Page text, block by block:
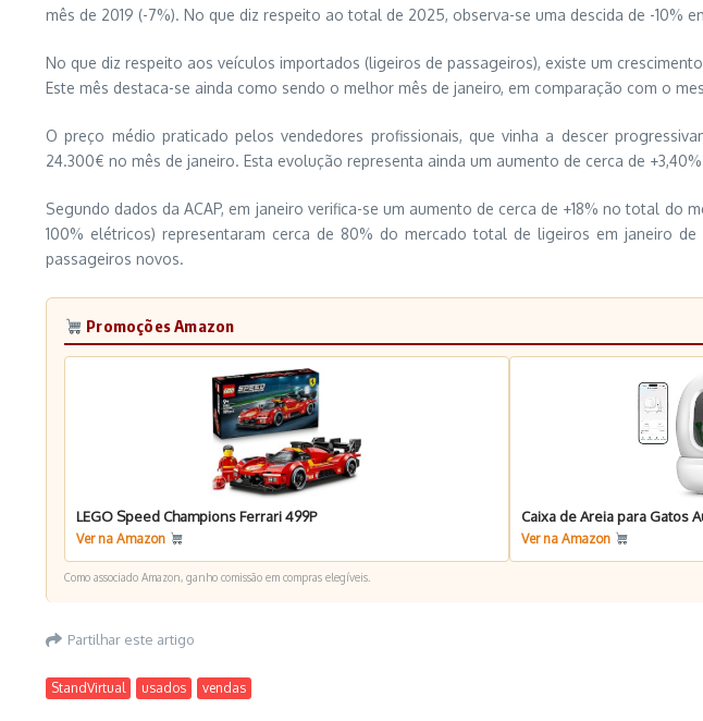
mês de 2019 (-7%). No que diz respeito ao total de 2025, observa-se uma descida de -10%
No que diz respeito aos veículos importados (ligeiros de passageiros), existe um
Este mês destaca-se ainda como sendo o melhor mês de janeiro, em comparação com o
O preço médio praticado pelos vendedores profissionais, que vinha a descer
24.300€ no mês de janeiro. Esta evolução representa ainda um aumento de cerca de
Segundo dados da ACAP, em janeiro verifica-se um aumento de cerca de +18% no total
100% elétricos) representaram cerca de 80% do mercado total de ligeiros em janeiro
passageiros novos.
Promoções Amazon
LEGO Speed Champions Ferrari 499P
Ver na Amazon
Caixa de Areia para Gatos
Ver na Amazon
Como associado Amazon, ganho comissão em compras elegíveis.
Partilhar este artigo
StandVirtual usados vendas